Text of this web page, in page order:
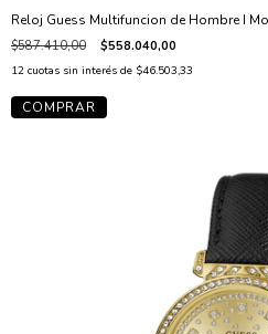
Reloj Guess Multifuncion de Hombre I
$587.410,00 $558.040,00
12 cuotas sin interés de $46.503,33